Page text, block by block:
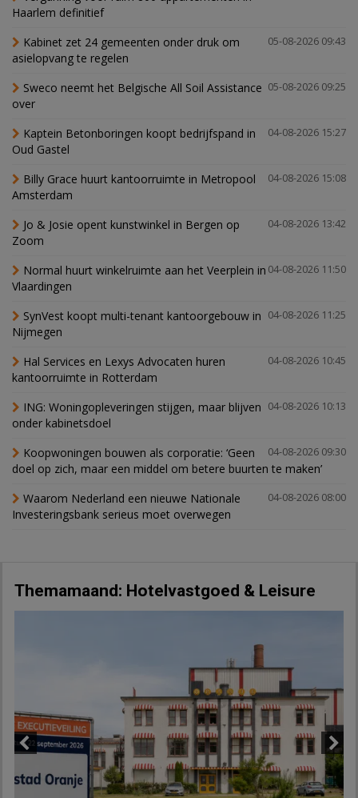
Haarlem definitief
05-08-2026 09:43
Kabinet zet 24 gemeenten onder druk om
asielopvang te regelen
05-08-2026 09:25
Sweco neemt het Belgische All Soil Assistance
over
04-08-2026 15:27
Kaptein Betonboringen koopt bedrijfspand in
Oud Gastel
04-08-2026 15:08
Billy Grace huurt kantoorruimte in Metropool
Amsterdam
04-08-2026 13:42
Jo & Josie opent kunstwinkel in Bergen op
Zoom
04-08-2026 11:50
Normal huurt winkelruimte aan het Veerplein in
Vlaardingen
04-08-2026 11:25
SynVest koopt multi-tenant kantoorgebouw in
Nijmegen
04-08-2026 10:45
Hal Services en Lexys Advocaten huren
kantoorruimte in Rotterdam
04-08-2026 10:13
ING: Woningopleveringen stijgen, maar blijven
onder kabinetsdoel
04-08-2026 09:30
Koopwoningen bouwen als corporatie: ‘Geen
doel op zich, maar een middel om betere buurten te maken’
04-08-2026 08:00
Waarom Nederland een nieuwe Nationale
Investeringsbank serieus moet overwegen
Themamaand: Hotelvastgoed & Leisure
Next